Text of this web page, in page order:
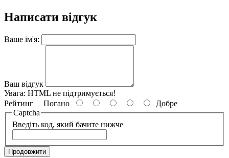
Написати відгук
Ваше ім'я:
Ваш відгук
Увага: HTML не підтримується!
Рейтинг Погано
Добре
Captcha
Введіть код, який бачите нижче
Продовжити